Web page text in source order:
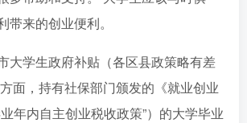
来的创业便利。
大学生政府补贴（各区县政策略有差
面，持有社保部门颁发的《就业创业
年内自主创业税收政策”）的大学毕业